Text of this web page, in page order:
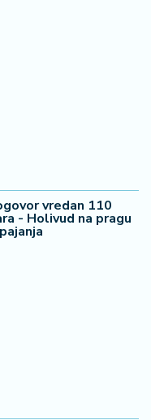
vredan 110
- Holivud na pragu